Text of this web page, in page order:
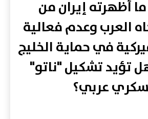
أظهرته إيران من
العرب وعدم فعالية
في حماية الخليج
تؤيد تشكيل "ناتو"
عربي؟